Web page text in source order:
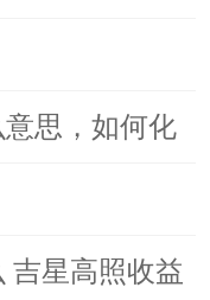
思，如何化
吉星高照收益